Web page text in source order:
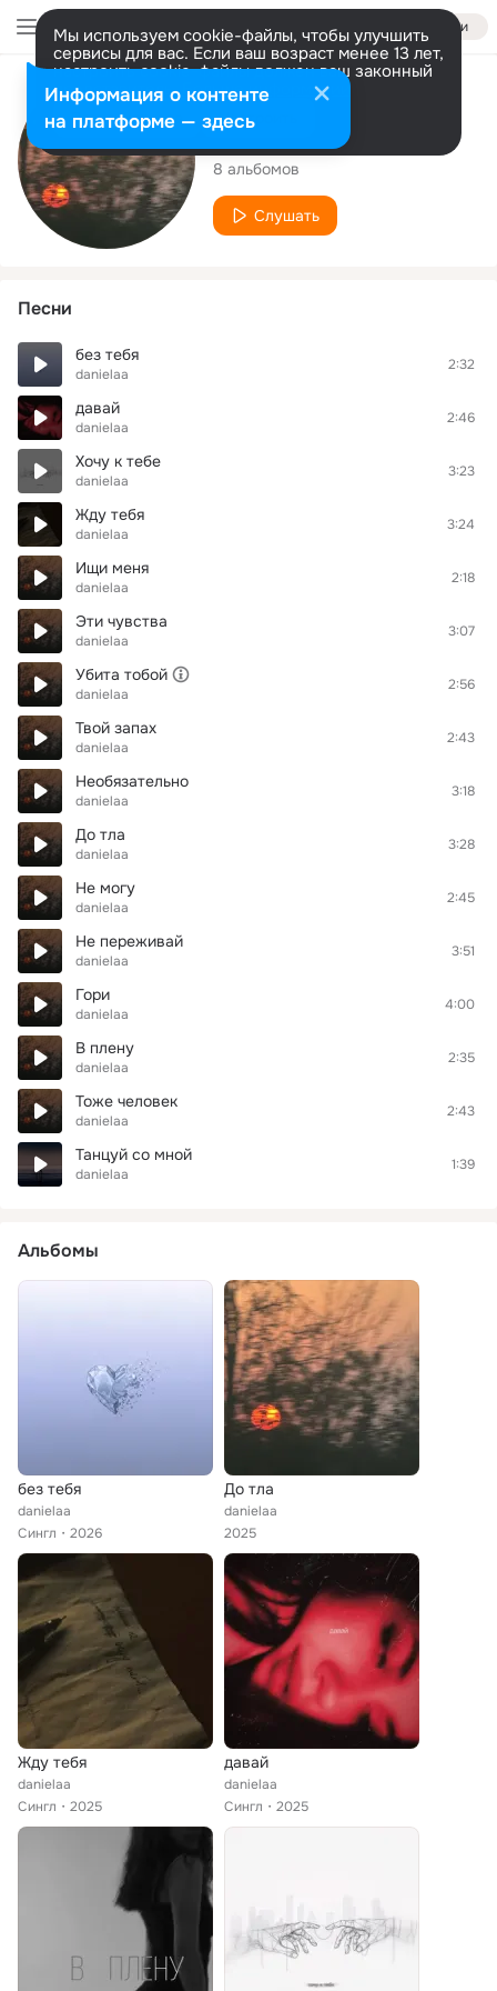
Войти
Мы используем cookie-файлы, чтобы улучшить
сервисы для вас. Если ваш возраст менее 13 лет,
настроить cookie-файлы должен ваш законный
представитель. Больше информации
Разрешить все Настроить
Исполнитель
danielaa
8 альбомов
Слушать
Песни
без тебя
danielaa
2:32
давай
danielaa
2:46
Хочу к тебе
danielaa
3:23
Жду тебя
danielaa
3:24
Ищи меня
danielaa
2:18
Эти чувства
danielaa
3:07
Убита тобой
danielaa
2:56
Твой запах
danielaa
2:43
Необязательно
danielaa
3:18
До тла
danielaa
3:28
Не могу
danielaa
2:45
Не переживай
danielaa
3:51
Гори
danielaa
4:00
В плену
danielaa
2:35
Тоже человек
danielaa
2:43
Танцуй со мной
danielaa
1:39
Альбомы
без тебя
danielaa
Сингл
2026
До тла
danielaa
2025
Жду тебя
danielaa
Сингл
2025
давай
danielaa
Сингл
2025
Информация о контенте
на платформе — здесь